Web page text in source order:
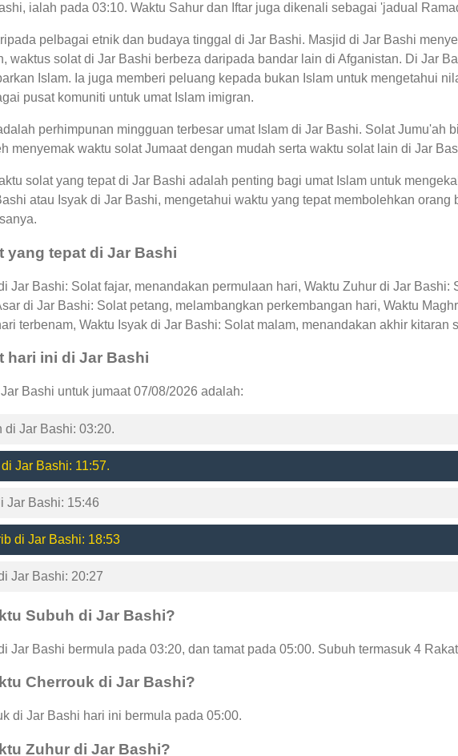
ialah pada 03:10. Waktu Sahur dan Iftar juga dikenali sebagai 'jadual
pelbagai etnik dan budaya tinggal di Jar Bashi. Masjid di Jar Bashi
waktus solat di Jar Bashi berbeza daripada bandar lain di Afganistan. Di Jar
Islam. Ia juga memberi peluang kepada bukan Islam untuk mengetahui
pusat komuniti untuk umat Islam imigran.
perhimpunan mingguan terbesar umat Islam di Jar Bashi. Solat Jumu'ah
menyemak waktu solat Jumaat dengan mudah serta waktu solat lain di Jar
solat yang tepat di Jar Bashi adalah penting bagi umat Islam untuk
atau Isyak di Jar Bashi, mengetahui waktu yang tepat membolehkan
yang tepat di Jar Bashi
Jar Bashi: Solat fajar, menandakan permulaan hari, Waktu Zuhur di Jar
di Jar Bashi: Solat petang, melambangkan perkembangan hari, Waktu
terbenam, Waktu Isyak di Jar Bashi: Solat malam, menandakan akhir kitaran
hari ini di Jar Bashi
Bashi untuk jumaat 07/08/2026 adalah:
di Jar Bashi: 03:20.
Jar Bashi: 11:57.
Jar Bashi: 15:46
di Jar Bashi: 18:53
Jar Bashi: 20:27
Subuh di Jar Bashi?
Jar Bashi bermula pada 03:20, dan tamat pada 05:00. Subuh termasuk 4
Cherrouk di Jar Bashi?
di Jar Bashi hari ini bermula pada 05:00.
Zuhur di Jar Bashi?